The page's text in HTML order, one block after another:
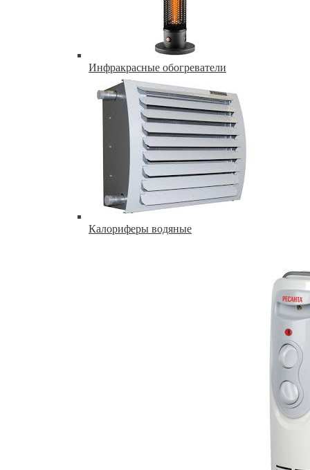
Инфракрасные обогреватели
Калориферы водяные